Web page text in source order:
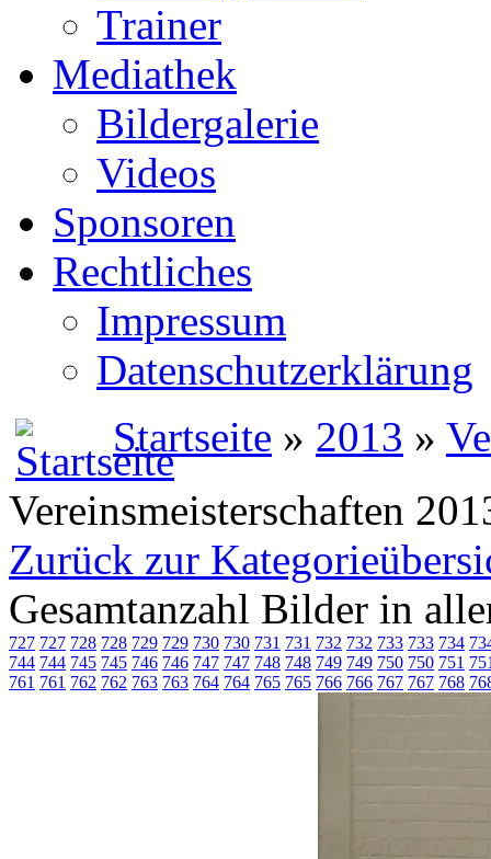
Trainer
Mediathek
Bildergalerie
Videos
Sponsoren
Rechtliches
Impressum
Datenschutzerklärung
Startseite » 2013 »
Vereinsmeisterschaften
Zurück zur
Gesamtanzahl Bilder in
727 727 728 728 729 729 730 730 731 731 732 732 733 733 734
744 744 745 745 746 746 747 747 748 748 749 749 750 750 751
761 761 762 762 763 763 764 764 765 765 766 766 767 767 768